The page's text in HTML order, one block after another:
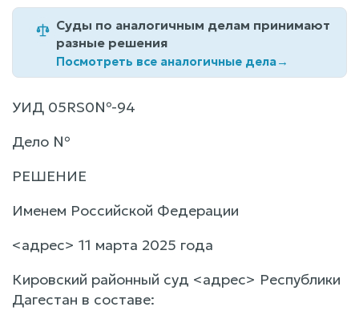
Суды по аналогичным делам принимают
разные решения
Посмотреть все аналогичные дела→
УИД 05RS0№-94
Дело №
РЕШЕНИЕ
Именем Российской Федерации
<адрес> 11 марта 2025 года
Кировский районный суд <адрес> Республики
Дагестан в составе: